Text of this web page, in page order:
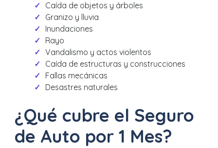
Caída de objetos y árboles
Granizo y lluvia
Inundaciones
Rayo
Vandalismo y actos violentos
Caída de estructuras y construcciones
Fallas mecánicas
Desastres naturales
¿Qué cubre el Seguro
de Auto por 1 Mes?